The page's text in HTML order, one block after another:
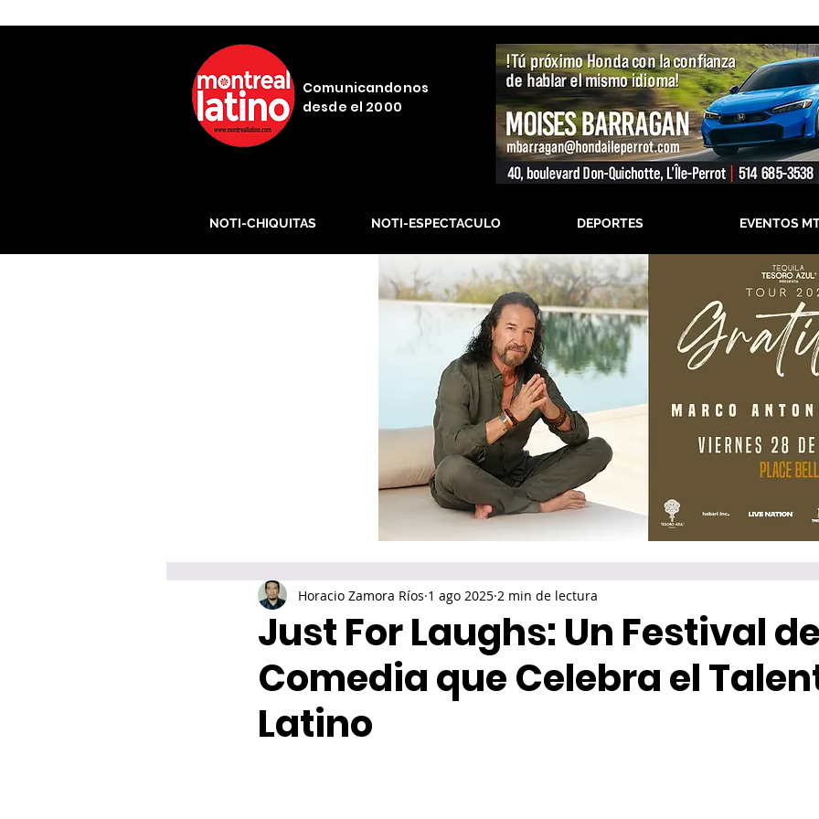
Comunicandonos
desde el 2000
NOTI-CHIQUITAS NOTI-ESPECTACULO DEPORTES EVENTOS
Just For Laughs: Un Festival
Comedia que Celebra el
Latino
Horacio Zamora Ríos 1 ago 2025 2 min de lectura